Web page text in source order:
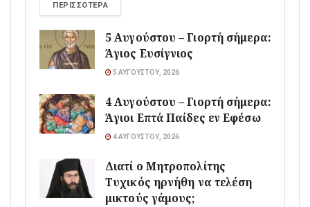
ΠΕΡΙΣΣΌΤΕΡΑ
5 Αυγούστου – Γιορτή σήμερα:
Άγιος Ευσίγνιος
5 ΑΥΓΟΎΣΤΟΥ, 2026
4 Αυγούστου – Γιορτή σήμερα:
Άγιοι Επτά Παίδες εν Εφέσω
4 ΑΥΓΟΎΣΤΟΥ, 2026
Διατί ο Μητροπολίτης
Τυχικός ηρνήθη να τελέση
μικτούς γάμους;